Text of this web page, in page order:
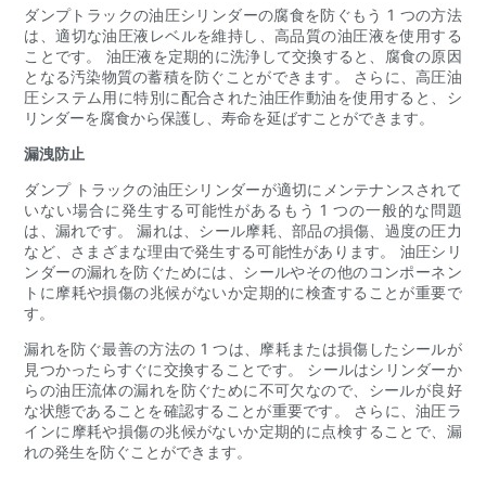
ダンプトラックの油圧シリンダーの腐食を防ぐもう 1 つの方法
は、適切な油圧液レベルを維持し、高品質の油圧液を使用する
ことです。 油圧液を定期的に洗浄して交換すると、腐食の原因
となる汚染物質の蓄積を防ぐことができます。 さらに、高圧油
圧システム用に特別に配合された油圧作動油を使用すると、シ
リンダーを腐食から保護し、寿命を延ばすことができます。
漏洩防止
ダンプ トラックの油圧シリンダーが適切にメンテナンスされて
いない場合に発生する可能性があるもう 1 つの一般的な問題
は、漏れです。 漏れは、シール摩耗、部品の損傷、過度の圧力
など、さまざまな理由で発生する可能性があります。 油圧シリ
ンダーの漏れを防ぐためには、シールやその他のコンポーネン
トに摩耗や損傷の兆候がないか定期的に検査することが重要で
す。
漏れを防ぐ最善の方法の 1 つは、摩耗または損傷したシールが
見つかったらすぐに交換することです。 シールはシリンダーか
らの油圧流体の漏れを防ぐために不可欠なので、シールが良好
な状態であることを確認することが重要です。 さらに、油圧ラ
インに摩耗や損傷の兆候がないか定期的に点検することで、漏
れの発生を防ぐことができます。